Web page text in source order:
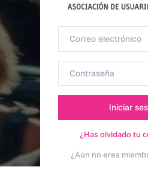
Iniciar
¿Has olvidado tu
¿Aún no eres